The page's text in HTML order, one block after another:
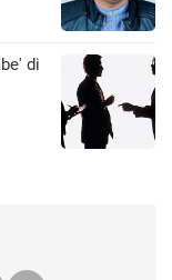
di